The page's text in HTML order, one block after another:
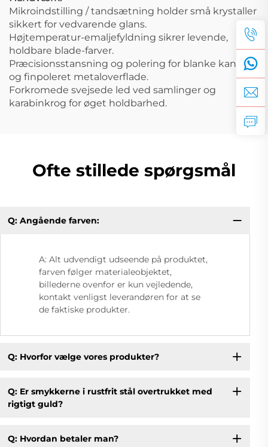
Mikroindstilling / tandsætning holder små krystaller
sikkert for vedvarende glans.
Højtemperatur-emaljefyldning sikrer levende,
holdbare blade-farver.
Præcisionsstansning og polering for blanke kanter
og finpoleret metaloverflade.
Forkromede svejsede led ved samlinger og
karabinkrog for øget holdbarhed.
Ofte stillede spørgsmål
Q: Angående farven:
A: Alt udvendigt udseende på produktet,
farven følger materialeobjektet,
billederne ovenfor er kun vejledende,
kontakt venligst leverandøren for at se
de faktiske produkter.
Q: Hvorfor vælge vores produkter?
Q: Er smykkerne i rustfrit stål overtrukket med
rigtigt guld?
Q: Hvordan betaler man?